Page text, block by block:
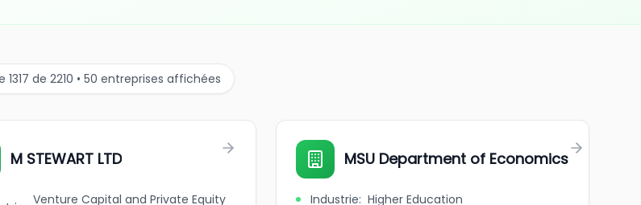
1317 de 2210 • 50 entreprises affichées
M STEWART LTD
Venture Capital and Private Equity
MSU Department of Economics
Industrie: Higher Education